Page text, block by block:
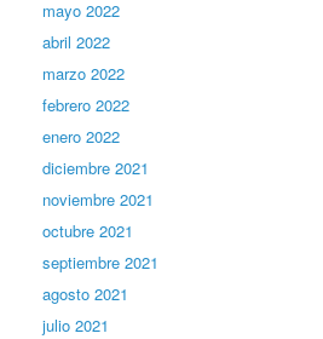
mayo 2022
abril 2022
marzo 2022
febrero 2022
enero 2022
diciembre 2021
noviembre 2021
octubre 2021
septiembre 2021
agosto 2021
julio 2021